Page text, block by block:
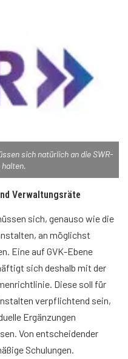
sich natürlich an die SWR-
halten.
Verwaltungsräte
sich, genauso wie die
an möglichst
Eine auf GVK-Ebene
sich deshalb mit der
Diese soll für
verpflichtend sein,
Ergänzungen
Von entscheidender
Schulungen.